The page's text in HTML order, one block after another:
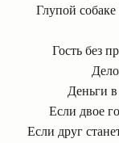
Глупой
Гость без
Деньги
Если двое
Если друг